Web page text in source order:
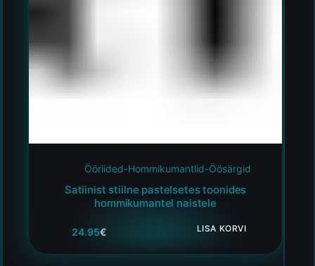
Ööriided-Hommikumantlid-Öösärgid
Satiinist stiilne pastelsetes toonides
hommikumantel naistele
24.95€ LISA KORVI